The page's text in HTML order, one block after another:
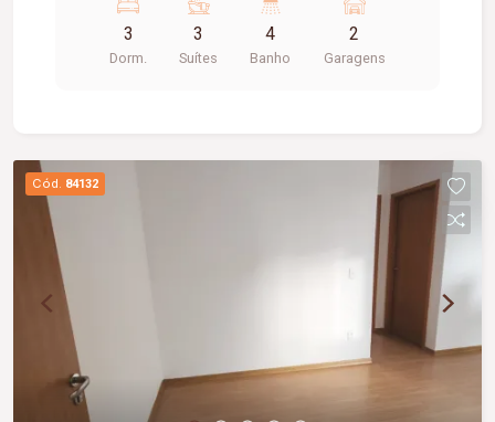
integrada à sala; Área de serviço com espaço
para despensa; Varanda com churrasqueira;
Banheiro social externo; Piscina com iluminação,
e bancadas em granito; Lavatórios em
porcelanato com cubas de apoio; Rodapés em
porcelanato embutidos; Esquadrias em alumínio e
vidro; Persianas nos quartos; Porta principal
pivotante com fechadura eletrônica; Banheiros
com nicho em porcelanato; Cortineiros
iluminados; Iluminação em LED; Forro de gesso
em todos os ambientes; Diferenciais: Pé-direito
de 4,2 m na sala; Preparação para aquecimento
solar; Preparação para ar-condicionado nos
3
Dorm.
3
Suítes
4
Banho
2
Garagens
Cód. 84132